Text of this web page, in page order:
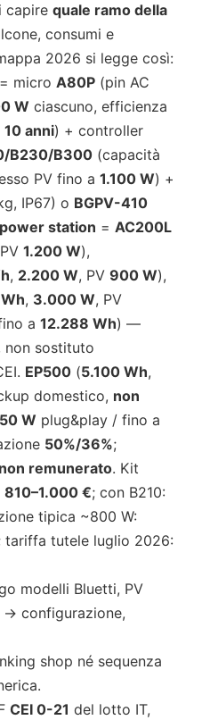
capire quale ramo della
consumi e
2026 si legge così:
= micro A80P (pin AC
W ciascuno, efficienza
10 anni) + controller
B230/B300 (capacità
PV fino a 1.100 W) +
IP67) o BGPV-410
station = AC200L
1.200 W),
, 2.200 W, PV 900 W),
, 3.000 W, PV
a 12.288 Wh) —
non sostituto
EP500 (5.100 Wh,
domestico, non
W plug&play / fino a
50%/36%;
non remunerato. Kit
810–1.000 €; con B210:
tipica ~800 W:
tariffa tutele luglio 2026:
modelli Bluetti, PV
configurazione,
shop né sequenza
CEI 0-21 del lotto IT,